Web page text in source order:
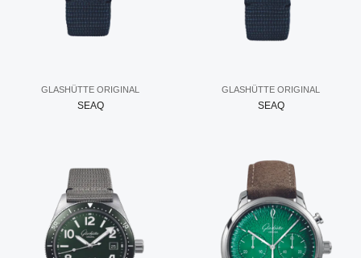
GLASHÜTTE ORIGINAL
SEAQ
GLASHÜTTE ORIGINAL
SEAQ